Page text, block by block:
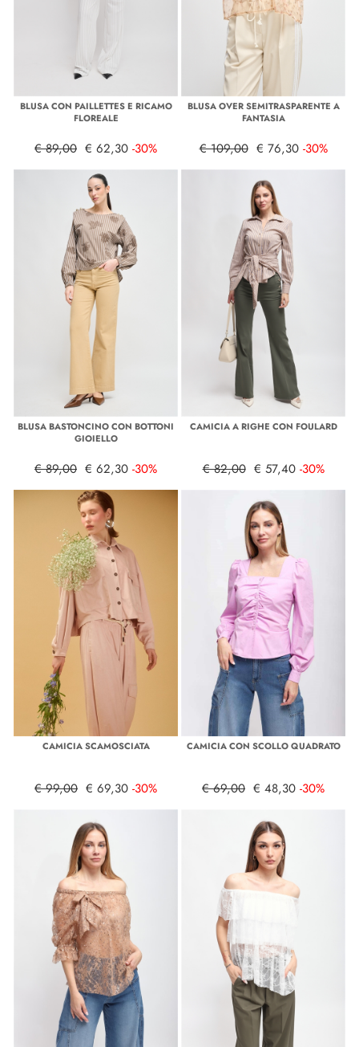
BLUSA CON PAILLETTES E RICAMO
FLOREALE
€ 89,00 € 62,30 -30%
BLUSA OVER SEMITRASPARENTE A
FANTASIA
€ 109,00 € 76,30 -30%
BLUSA BASTONCINO CON BOTTONI
GIOIELLO
€ 89,00 € 62,30 -30%
CAMICIA A RIGHE CON FOULARD
€ 82,00 € 57,40 -30%
CAMICIA SCAMOSCIATA
€ 99,00 € 69,30 -30%
CAMICIA CON SCOLLO QUADRATO
€ 69,00 € 48,30 -30%